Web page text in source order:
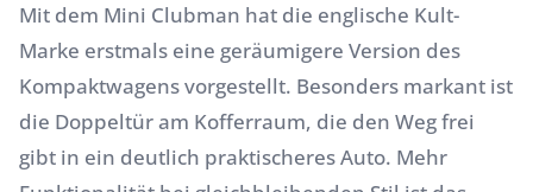
Mit dem Mini Clubman hat die englische Kult-
Marke erstmals eine geräumigere Version des
Kompaktwagens vorgestellt. Besonders markant ist
die Doppeltür am Kofferraum, die den Weg frei
gibt in ein deutlich praktischeres Auto. Mehr